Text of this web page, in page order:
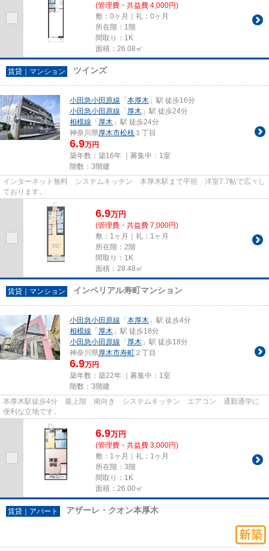
(管理費・共益費 4,000円)
敷：0ヶ月｜礼：0ヶ月
所在階：1階
間取り：1K
面積：26.08㎡
賃貸｜マンション ツインズ
小田急小田原線 「本厚木 」駅 徒歩16分
小田急小田原線 「厚木 」駅 徒歩24分
相模線 「厚木 」駅 徒歩24分
神奈川県厚木市松枝 １丁目
6.9万円
築年数：築16年 ｜募集中： 1室
階数：3階建
インターネット無料 システムキッチン 本厚木駅まで平坦 洋室7.7帖で広々し
ております。
6.9万円
(管理費・共益費 7,000円)
敷：1ヶ月｜礼：1ヶ月
所在階：2階
間取り：1K
面積：28.48㎡
賃貸｜マンション インペリアル寿町マンション
小田急小田原線 「本厚木 」駅 徒歩4分
相模線 「厚木 」駅 徒歩18分
小田急小田原線 「厚木 」駅 徒歩18分
神奈川県厚木市寿町 ２丁目
6.9万円
築年数：築22年 ｜募集中： 1室
階数：3階建
本厚木駅徒歩4分 最上階 南向き システムキッチン エアコン 通勤通学に
便利な立地です。
6.9万円
(管理費・共益費 3,000円)
敷：1ヶ月｜礼：1ヶ月
所在階：3階
間取り：1K
面積：26.00㎡
賃貸｜アパート アザーレ・クオン本厚木